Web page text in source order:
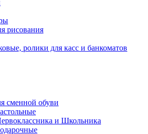
рисования
ролики для касс и банкоматов
сменной обуви
и Школьника